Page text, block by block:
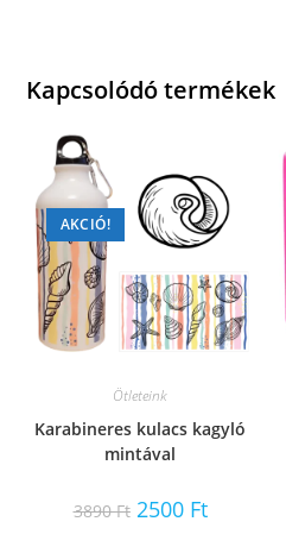
Kapcsolódó termékek
AKCIÓ!
Ötleteink
Karabineres kulacs kagyló
mintával
3890Ft Original
price
2500 FtCurrent
price